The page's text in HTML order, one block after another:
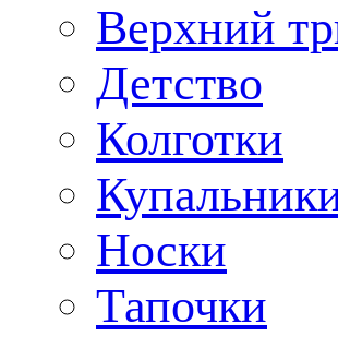
Верхний
Детство
Колготки
Носки
Тапочки